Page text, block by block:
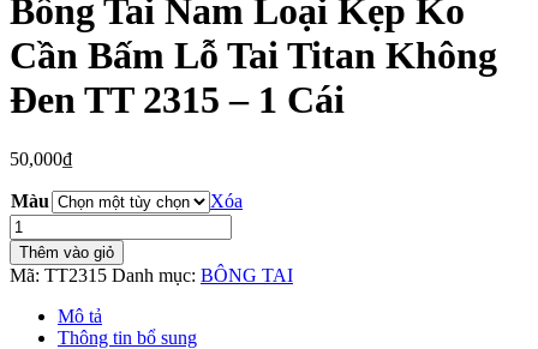
Bông Tai Nam Loại Kẹp Ko
Cần Bấm Lỗ Tai Titan Không
Đen TT 2315 – 1 Cái
50,000₫
Màu
Xóa
Bông
Tai
Nam
Loại
Kẹp
Thêm vào giỏ
Mã: TT2315 Danh mục: BÔNG TAI
Mô tả
Thông tin bổ sung